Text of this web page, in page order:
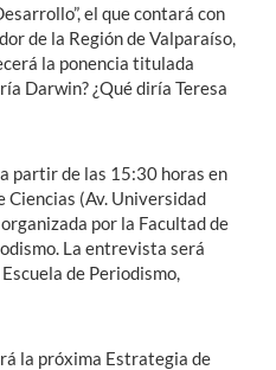
el que contará con
de la Región de Valparaíso,
la ponencia titulada
Darwin? ¿Qué diría Teresa
partir de las 15:30 horas en
Ciencias (Av. Universidad
por la Facultad de
La entrevista será
de Periodismo,
la próxima Estrategia de